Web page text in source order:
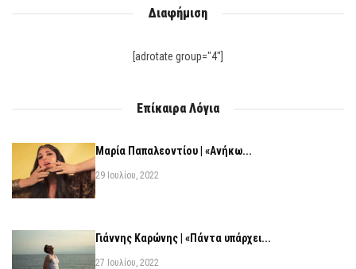
Διαφήμιση
[adrotate group="4"]
Επίκαιρα Λόγια
Μαρία Παπαλεοντίου | «Ανήκω...
29 Ιουλίου, 2022
Γιάννης Καρώνης | «Πάντα υπάρχει...
27 Ιουλίου, 2022